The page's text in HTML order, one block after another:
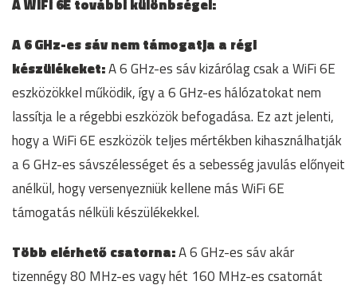
A WiFi 6E további különbségei:
A 6 GHz-es sáv nem támogatja a régi
készülékeket:A 6 GHz-es sáv kizárólag csak a WiFi 6E
eszközökkel működik, így a 6 GHz-es hálózatokat nem
lassítja le a régebbi eszközök befogadása. Ez azt jelenti,
hogy a WiFi 6E eszközök teljes mértékben kihasználhatják
a 6 GHz-es sávszélességet és a sebesség javulás előnyeit
anélkül, hogy versenyezniük kellene más WiFi 6E
támogatás nélküli készülékekkel.
Több elérhető csatorna:A 6 GHz-es sáv akár
tizennégy 80 MHz-es vagy hét 160 MHz-es csatornát